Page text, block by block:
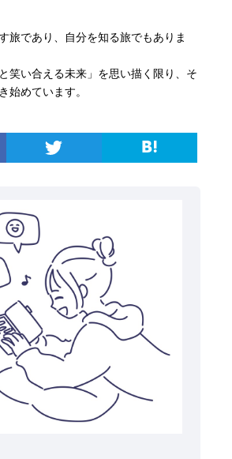
旅であり、自分を知る旅でもありま
笑い合える未来」を思い描く限り、そ
始めています。